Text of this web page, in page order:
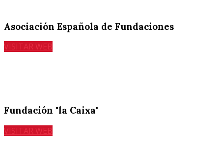
Asociación Española de Fundaciones
VISITAR WEB
Fundación "la Caixa"
VISITAR WEB